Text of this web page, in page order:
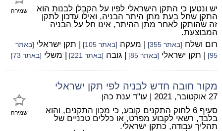
שמירה
יש ונטען כי התקן הישראלי לפיו על הקבלן לבנות הוא
התקן שחל בעת מתן היתר הבניה, ואילו עדכון לתקן
זה שהותקן לאחר מתן ההיתר, אינו חל על הבניה
המבוצעת.
רום ושלח [באתר 355] | מעקה [באתר 105] | תקן ישראלי [באתר
95]
| תקן ישראלי [באתר 85] | גובה [באתר 221] | משלי [באתר 73]
מקור חובה חדש לבניה לפי תקן ישראלי
שמירה
27 אוקטובר, 2021 | עו"ד ענת כהן
סעיף 6 לחוק התקנים קובע, כי מכון התקנים, והוא
בלבד, רשאי לקבוע מפרט, או כללים טכניים של
תהליך עבודה, כתקן ישראלי.